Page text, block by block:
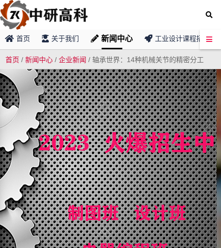
首页 关于我们 新闻中心 工业设计课程招募
首页 /新闻中心 /企业新闻 /轴承世界：14种机械关节的精密分工